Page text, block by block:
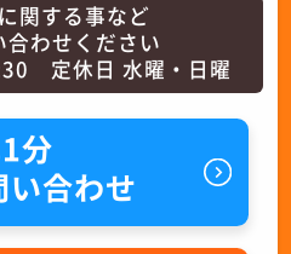
関する事など
合わせください
定休日 水曜・日曜
分
い合わせ